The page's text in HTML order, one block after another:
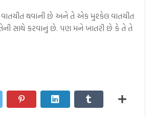
થવાની છે અને તે એક મુશ્કેલ વાતચીત
સાથે કરવાનું છે. પણ મને ખાતરી છે કે તે તે